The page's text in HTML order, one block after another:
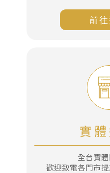
前
實
全台實
歡迎致電各門市